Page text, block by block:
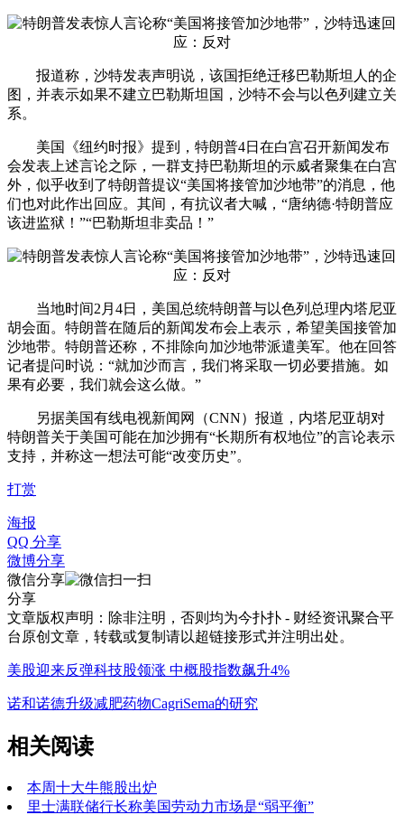
报道称，沙特发表声明说，该国拒绝迁移巴勒斯坦人的企
图，并表示如果不建立巴勒斯坦国，沙特不会与以色列建立关
系。
美国《纽约时报》提到，特朗普4日在白宫召开新闻发布
会发表上述言论之际，一群支持巴勒斯坦的示威者聚集在白宫
外，似乎收到了特朗普提议“美国将接管加沙地带”的消息，他
们也对此作出回应。其间，有抗议者大喊，“唐纳德·特朗普应
该进监狱！”“巴勒斯坦非卖品！”
当地时间2月4日，美国总统特朗普与以色列总理内塔尼亚
胡会面。特朗普在随后的新闻发布会上表示，希望美国接管加
沙地带。特朗普还称，不排除向加沙地带派遣美军。他在回答
记者提问时说：“就加沙而言，我们将采取一切必要措施。如
果有必要，我们就会这么做。”
另据美国有线电视新闻网（CNN）报道，内塔尼亚胡对
特朗普关于美国可能在加沙拥有“长期所有权地位”的言论表示
支持，并称这一想法可能“改变历史”。
打赏
海报
QQ 分享
微博分享
微信分享
分享
文章版权声明：除非注明，否则均为今扑扑 - 财经资讯聚合平
台 原创文章，转载或复制请以超链接形式并注明出处。
美股迎来反弹科技股领涨 中概股指数飙升4%
诺和诺德升级减肥药物CagriSema的研究
相关阅读
本周十大牛熊股出炉
里士满联储行长称美国劳动力市场是“弱平衡”